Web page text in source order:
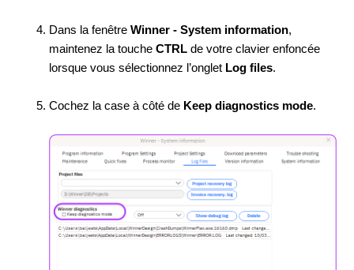
Dans la fenêtreWinner - System information,
maintenez la toucheCTRL de votre clavier enfoncée
lorsque vous sélectionnez l’onglet Log files.
Cochez la case à côté de Keep diagnostics mode.